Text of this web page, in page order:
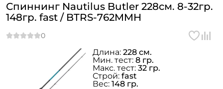
Спиннинг Nautilus Butler 228см. 8-32гр.
148гр. fast / BTRS-762MMH
Длина: 228 см.
Мин. тест: 8 гр.
Макс. тест: 32 гр.
Строй: fast
Вес: 148 гр.